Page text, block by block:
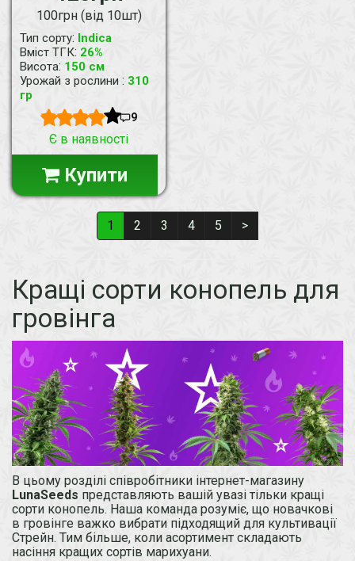
100грн (від 10шт)
Тип сорту: Indica
Вміст ТГК: 26%
Висота: 150 см
Урожай з рослини : 310
гр
9
Є в наявності
Купити
1 2 3 4 5 >
Кращі сорти конопель для
гровінга
В цьому розділі співробітники інтернет-магазину
LunaSeeds представляють вашій увазі тільки кращі
сорти конопель. Наша команда розуміє, що новачкові
в гровінге важко вибрати підходящий для культивації
Стрейн. Тим більше, коли асортимент складають
насіння кращих сортів марихуани.